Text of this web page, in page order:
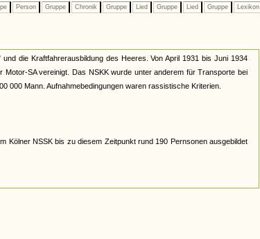
Person Gruppe Chronik Gruppe Lied Gruppe Lied Gruppe Lexikon
die Kraftfahrerausbildung des Heeres. Von April 1931 bis Juni 1934
SA vereinigt. Das NSKK wurde unter anderem für Transporte bei
000 Mann. Aufnahmebedingungen waren rassistische Kriterien.
NSSK bis zu diesem Zeitpunkt rund 190 Pernsonen ausgebildet